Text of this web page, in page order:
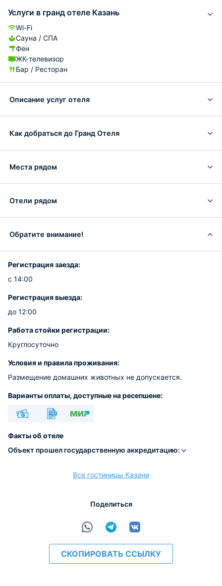
Услуги в гранд отеле Казань
Wi-Fi
Сауна / СПА
Фен
ЖК-телевизор
Бар / Ресторан
Описание услуг отеля
Как добраться до Гранд Отеля
Места рядом
Отели рядом
Обратите внимание!
Регистрация заезда:
с 14:00
Регистрация выезда:
до 12:00
Работа стойки регистрации:
Круглосуточно
Условия и правила проживания:
Размещение домашних животных не допускается.
Варианты оплаты, доступные на ресепшене:
Факты об отеле
Объект прошел государственную аккредитацию:
Все гостиницы Казани
Поделиться
СКОПИРОВАТЬ ССЫЛКУ